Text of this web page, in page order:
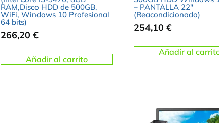
RAM,Disco HDD de 500GB,
WiFi, Windows 10 Profesional
64 bits)
266,20€
Añadir al carrito
– PANTALLA 22″
(Reacondicionado)
254,10€
Añadir al